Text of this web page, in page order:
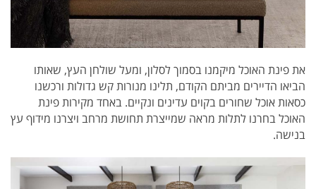
את פינת האוכל מיקמנו בסמוך לסלון, ומעל שולחן העץ, שאותו
הביאו הדיירים מביתם הקודם, תלינו מנורות קש גדולות ורכשנו
כסאות אוכל שחורים בקוים עדינים ונקיים. באחד מקירות פינת
האוכל בחרנו לתלות מראה שמייצרת תחושת מרחב ויצרנו מידוף עץ
בנישה.